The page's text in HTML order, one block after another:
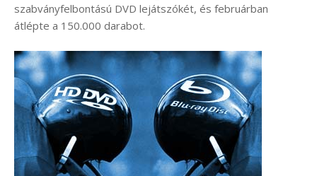
szabványfelbontású DVD lejátszókét, és februárban
átlépte a 150.000 darabot.